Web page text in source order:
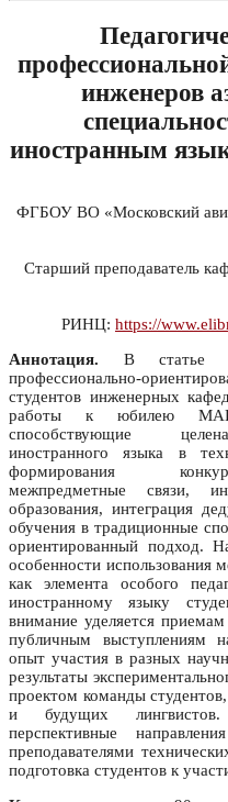
инженеров
иностранным
ФГБОУ ВО «Московский
Старший преподаватель
РИНЦ: https://
Аннотация. В статье
профессионально-
студентов инженерных
работы к юбилею МАИ.
способствующие
иностранного языка в
формирования
межпредметные связи,
образования, интеграция
обучения в традиционные
ориентированный подход.
особенности использования
как элемента особого
иностранному языку
внимание уделяется
публичным выступлениям
опыт участия в разных
результаты
проектом команды
и будущих лингвистов.
перспективные
преподавателями
подготовка студентов к